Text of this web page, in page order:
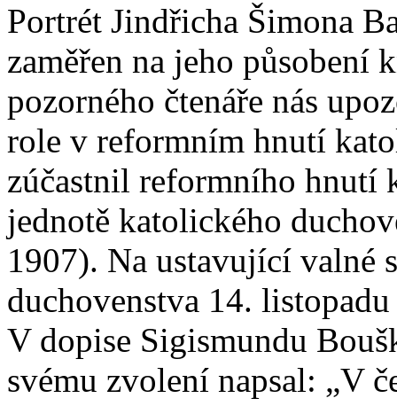
Portrét Jindřicha Šimona
zaměřen na jeho působení
pozorného čtenáře nás
role v reformním hnutí
zúčastnil reformního hnutí
jednotě katolického
1907). Na ustavující valné
duchovenstva 14.
V dopise Sigismundu
svému zvolení napsal: „V